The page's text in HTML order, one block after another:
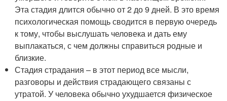
Эта стадия длится обычно от 2 до 9 дней. В это время
психологическая помощь сводится в первую очередь
к тому, чтобы выслушать человека и дать ему
выплакаться, с чем должны справиться родные и
близкие.
Стадия страдания – в этот период все мысли,
разговоры и действия страдающего связаны с
утратой. У человека обычно ухудшается физическое